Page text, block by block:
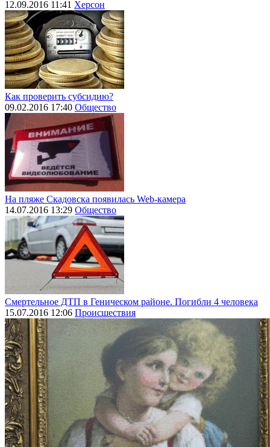
12.09.2016 11:41 Херсон
Как проверить субсидию?
09.02.2016 17:40 Общество
На пляже Скадовска появилась Web-камера
14.07.2016 13:29 Общество
Смертельное ДТП в Геническом районе. Погибли 4 человека
15.07.2016 12:06 Происшествия